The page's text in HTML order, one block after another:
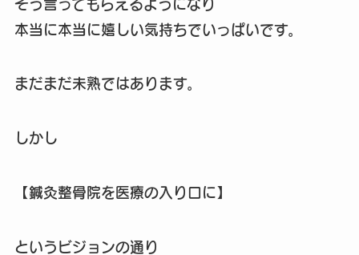
そう言ってもらえるようになり
本当に本当に嬉しい気持ちでいっぱいです。
まだまだ未熟ではあります。
しかし
【鍼灸整骨院を医療の入り口に】
というビジョンの通り